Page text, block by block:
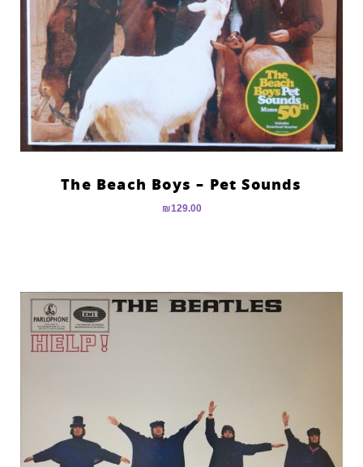
The Beach Boys – Pet Sounds
₪129.00